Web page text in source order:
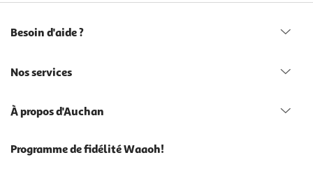
Besoin d'aide ?
Nos services
À propos d'Auchan
Programme de fidélité Waaoh!